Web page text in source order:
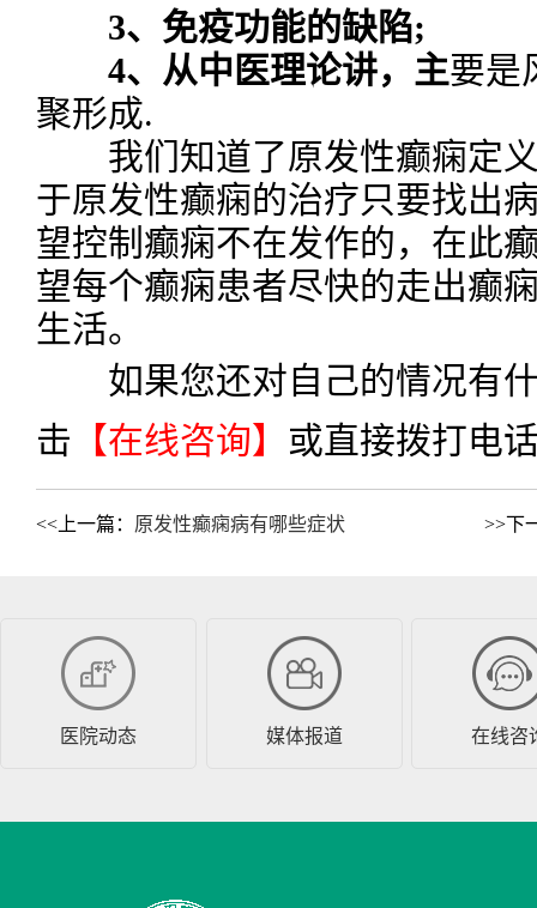
3、免疫功能的缺陷;
4、从中医理论讲，主要是
聚形成.
我们知道了原发性癫痫定义
于原发性癫痫的治疗只要找出
望控制癫痫不在发作的，在此
望每个癫痫患者尽快的走出癫
生活。
如果您还对自己的情况有什
击 【在线咨询】 或直接拨打电
<<上一篇： 原发性癫痫病有哪些症状 >>下
医院动态 媒体报道 在线咨